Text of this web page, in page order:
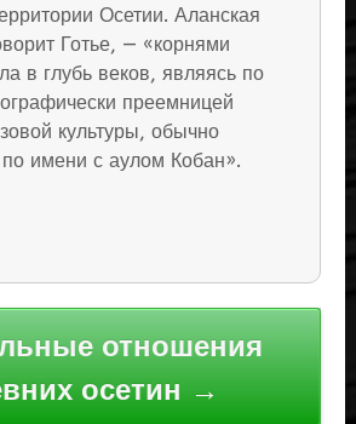
Осетии. Аланская
Готье, — «корнями
в глубь веков, являясь по
преемницей
культуры, обычно
имени с аулом Кобан».
отношения
осетин →